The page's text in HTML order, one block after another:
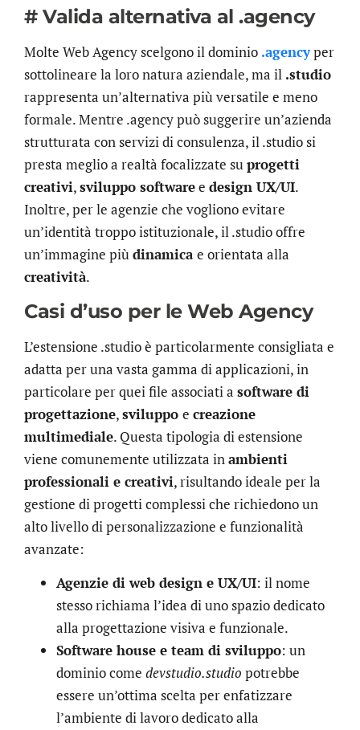
# Valida alternativa al .agency
Molte Web Agency scelgono il dominio .agencyper
sottolineare la loro natura aziendale, ma il .studio
rappresenta un’alternativa più versatile e meno
formale. Mentre .agency può suggerire un’azienda
strutturata con servizi di consulenza, il .studio si
presta meglio a realtà focalizzate suprogetti
creativi,sviluppo softwaree design UX/UI.
Inoltre, per le agenzie che vogliono evitare
un’identità troppo istituzionale, il .studio offre
un’immagine piùdinamicae orientata alla
creatività.
Casi d’uso per le Web Agency
L’estensione .studio è particolarmente consigliata e
adatta per una vasta gamma di applicazioni, in
particolare per quei file associati a software di
progettazione,sviluppo e creazione
multimediale. Questa tipologia di estensione
viene comunemente utilizzata inambienti
professionali e creativi, risultando ideale per la
gestione di progetti complessi che richiedono un
alto livello di personalizzazione e funzionalità
avanzate:
Agenzie di web design e UX/UI: il nome
stesso richiama l’idea di uno spazio dedicato
alla progettazione visiva e funzionale.
Software house e team di sviluppo: un
dominio come devstudio.studio potrebbe
essere un’ottima scelta per enfatizzare
l’ambiente di lavoro dedicato alla